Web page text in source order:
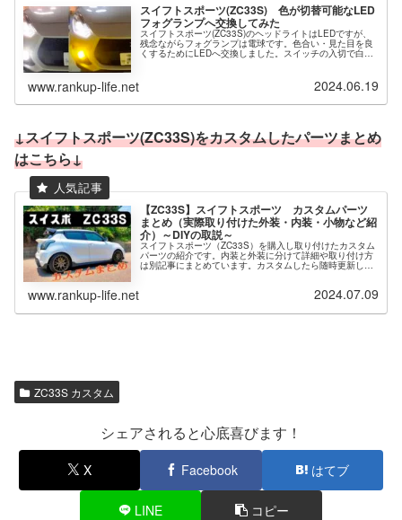
スイフトスポーツ(ZC33S) 色が切替可能なLED
フォグランプへ交換してみた
スイフトスポーツ(ZC33S)のヘッドライトはLEDですが、
残念ながらフォグランプは電球です。色合い・見た目を良
くするためにLEDへ交換しました。スイッチの入切で白色
www.rankup-life.net 2024.06.19
↓スイフトスポーツ(ZC33S)をカスタムしたパーツまとめ
はこちら↓
【ZC33S】スイフトスポーツ カスタムパーツ
まとめ（実際取り付けた外装・内装・小物など紹
介）～DIYの取説～
スイフトスポーツ（ZC33S）を購入し取り付けたカスタム
パーツの紹介です。内装と外装に分けて詳細や取り付け方
は別記事にまとめています。カスタムしたら随時更新して
んなパーツがあるのか？このパーツどうやって付ける？な
す。
www.rankup-life.net 2024.07.09
ZC33S カスタム
シェアされると心底喜びます！
X Facebook はてブ
LINE コピー